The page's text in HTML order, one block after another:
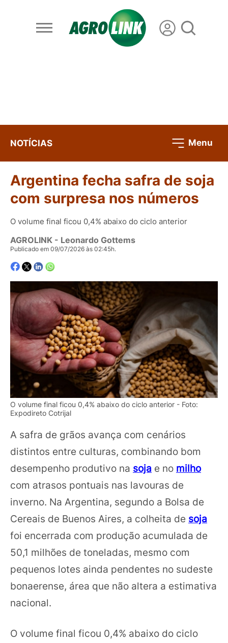
NOTÍCIAS Menu
Argentina fecha safra de soja
com surpresa nos números
O volume final ficou 0,4% abaixo do ciclo anterior
AGROLINK - Leonardo Gottems
Publicado em 09/07/2026 às 02:45h.
O volume final ficou 0,4% abaixo do ciclo anterior - Foto:
Expodireto Cotrijal
A safra de grãos avança com cenários
distintos entre culturas, combinando bom
desempenho produtivo na soja e no milho
com atrasos pontuais nas lavouras de
inverno. Na Argentina, segundo a Bolsa de
Cereais de Buenos Aires, a colheita de soja
foi encerrada com produção acumulada de
50,1 milhões de toneladas, mesmo com
pequenos lotes ainda pendentes no sudeste
bonaerense, área que não altera a estimativa
nacional.
O volume final ficou 0,4% abaixo do ciclo